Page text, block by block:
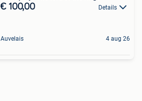
€ 100,00 Details
Auvelais 4 aug 26